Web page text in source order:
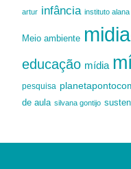
artur infância instituto alana
Meio ambiente
educação mídia
pesquisa
de aula silvana gontijo